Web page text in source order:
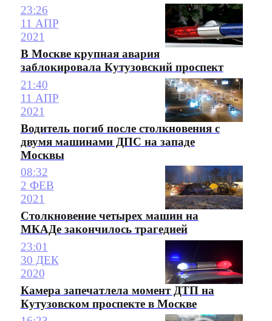
23:26
11 АПР
2021
В Москве крупная авария
заблокировала Кутузовский проспект
21:40
11 АПР
2021
Водитель погиб после столкновения с
двумя машинами ДПС на западе
Москвы
08:32
2 ФЕВ
2021
Столкновение четырех машин на
МКАДе закончилось трагедией
23:01
30 ДЕК
2020
Камера запечатлела момент ДТП на
Кутузовском проспекте в Москве